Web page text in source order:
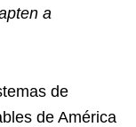
a
de
de América